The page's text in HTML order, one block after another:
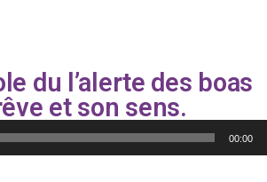
du l’alerte des boas
et son sens.
00:00